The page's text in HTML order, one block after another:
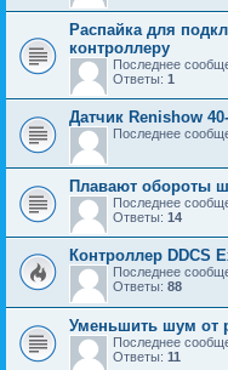
Распайка для
контроллеру
Последнее
Ответы: 1
Датчик Renishow
Последнее
Плавают обороты
Последнее
Ответы: 14
Контроллер DDCS
Последнее
Ответы: 88
Уменьшить шум от
Последнее
Ответы: 11